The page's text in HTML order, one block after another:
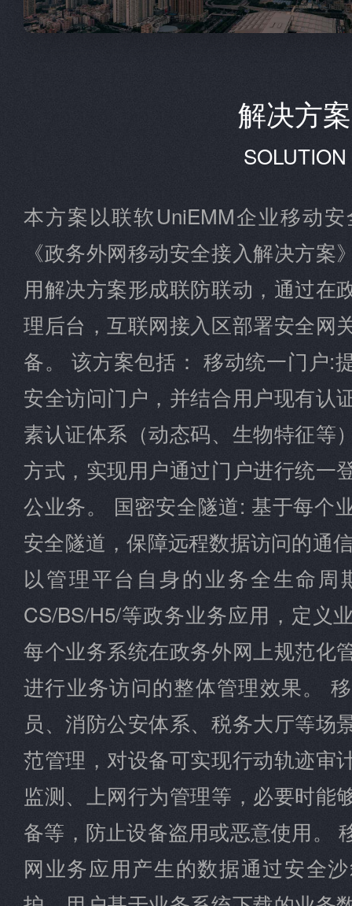
解决方案
SOLUTION
本方案以联软UniEMM企业移动
《政务外网移动安全接入解决方案
用解决方案形成联防联动，通过在
理后台，互联网接入区部署安全网
备。 该方案包括： 移动统一门户:
安全访问门户，并结合用户现有认
素认证体系（动态码、生物特征等
方式，实现用户通过门户进行统一
公业务。 国密安全隧道: 基于每个
安全隧道，保障远程数据访问的通
以管理平台自身的业务全生命周
CS/BS/H5/等政务业务应用，定义
每个业务系统在政务外网上规范化
进行业务访问的整体管理效果。
员、消防公安体系、税务大厅等场
范管理，对设备可实现行动轨迹审
监测、上网行为管理等，必要时能
备等，防止设备盗用或恶意使用。
网业务应用产生的数据通过安全